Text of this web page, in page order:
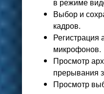
в режиме
Выбор и
кадров.
Регистрация
микрофонов.
Просмотр
прерывания
Просмотр